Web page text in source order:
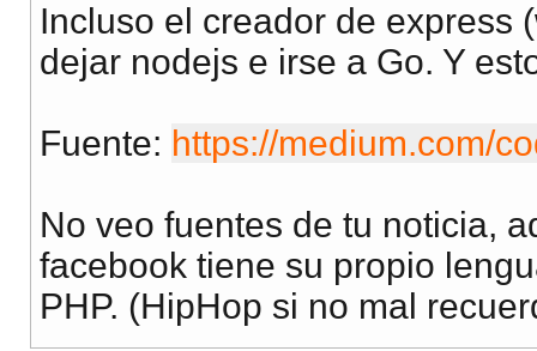
Incluso el creador de express
dejar nodejs e irse a Go. Y
Fuente: https://medium.com/
No veo fuentes de tu noticia,
facebook tiene su propio
PHP. (HipHop si no mal